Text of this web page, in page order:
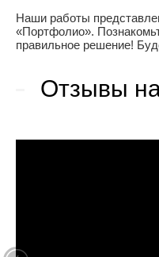
Наши работы
«Портфолио».
правильное решение!
Отзывы